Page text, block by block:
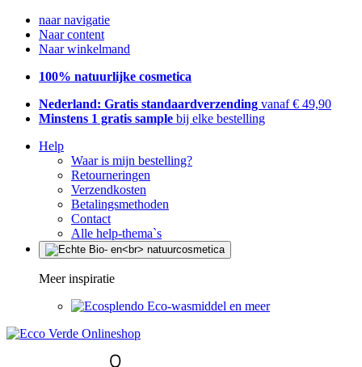
naar navigatie
Naar content
Naar winkelmand
100% natuurlijke cosmetica
Nederland: Gratis standaardverzending vanaf € 49,90
Minstens 1 gratis sample bij elke bestelling
Help
Waar is mijn bestelling?
Retourneringen
Verzendkosten
Betalingsmethoden
Contact
Alle help-thema`s
Meer inspiratie
Eco-wasmiddel en meer